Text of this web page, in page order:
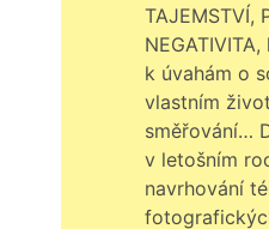
TAJEMSTVÍ,
k úvahám o
vlastním
směřování…
v letošním
navrhování